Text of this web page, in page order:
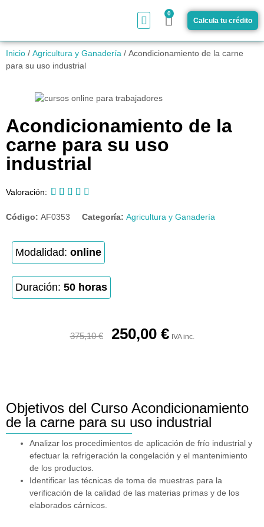
0
Calcula tu crédito
Inicio / Agricultura y Ganadería / Acondicionamiento de la carne
para su uso industrial
Acondicionamiento de la
carne para su uso
industrial
Valoración:     
Código: AF0353 Categoría: Agricultura y Ganadería
Modalidad: online
Duración: 50 horas
375,10€ 250,00 € IVA inc.
Objetivos del Curso Acondicionamiento
de la carne para su uso industrial
Analizar los procedimientos de aplicación de frío industrial y
efectuar la refrigeración la congelación y el mantenimiento
de los productos.
Identificar las técnicas de toma de muestras para la
verificación de la calidad de las materias primas y de los
elaborados cárnicos.